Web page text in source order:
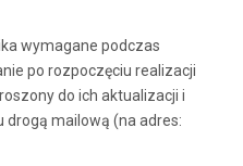
wymagane podczas
po rozpoczęciu realizacji
do ich aktualizacji i
mailową (na adres: